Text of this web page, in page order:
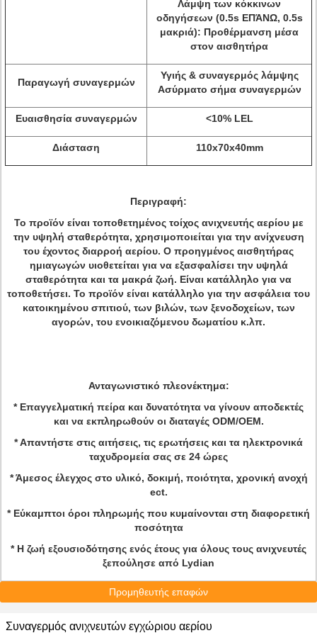
Λάμψη των κόκκινων
οδηγήσεων (0.5s ΕΠΆΝΩ, 0.5s
μακριά): Προθέρμανση μέσα
στον αισθητήρα
Παραγωγή συναγερμών
Υγιής & συναγερμός λάμψης
Ασύρματο σήμα συναγερμών
Ευαισθησία συναγερμών <10% LEL
Διάσταση 110x70x40mm
Περιγραφή:
Το προϊόν είναι τοποθετημένος τοίχος ανιχνευτής αερίου με
την υψηλή σταθερότητα, χρησιμοποιείται για την ανίχνευση
του έχοντος διαρροή αερίου. Ο προηγμένος αισθητήρας
ημιαγωγών υιοθετείται για να εξασφαλίσει την υψηλά
σταθερότητα και τα μακρά ζωή. Είναι κατάλληλο για να
τοποθετήσει. Το προϊόν είναι κατάλληλο για την ασφάλεια του
κατοικημένου σπιτιού, των βιλών, των ξενοδοχείων, των
αγορών, του ενοικιαζόμενου δωματίου κ.λπ.
Ανταγωνιστικό πλεονέκτημα:
* Επαγγελματική πείρα και δυνατότητα να γίνουν αποδεκτές
και να εκπληρωθούν οι διαταγές ODM/OEM.
* Απαντήστε στις αιτήσεις, τις ερωτήσεις και τα ηλεκτρονικά
ταχυδρομεία σας σε 24 ώρες
* Άμεσος έλεγχος στο υλικό, δοκιμή, ποιότητα, χρονική ανοχή
ect.
* Εύκαμπτοι όροι πληρωμής που κυμαίνονται στη διαφορετική
ποσότητα
* Η ζωή εξουσιοδότησης ενός έτους για όλους τους ανιχνευτές
ξεπούλησε από Lydian
Προμηθευτής επαφών
Συναγερμός ανιχνευτών εγχώριου αερίου